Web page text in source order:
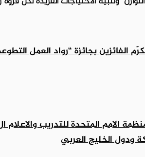
الفائزين بجائزة “رواد العمل
الامم المتحدة للتدريب والاعلام